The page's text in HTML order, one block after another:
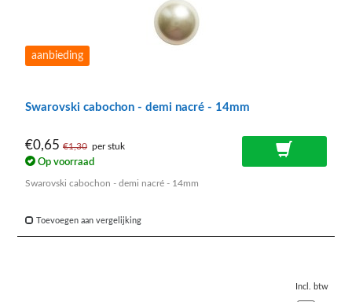
aanbieding
Swarovski cabochon - demi nacré - 14mm
€0,65 €1,30 per stuk
Op voorraad
Swarovski cabochon - demi nacré - 14mm
Toevoegen aan vergelijking
Incl. btw